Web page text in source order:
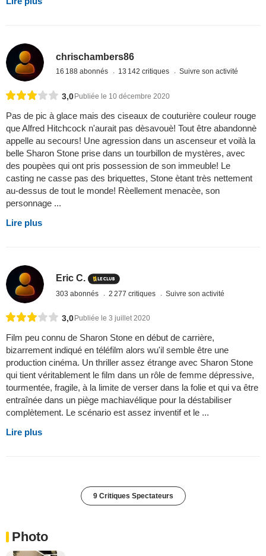
chrischambers86
16 188 abonnés 13 142 critiques Suivre son activité
3,0Publiée le 10 décembre 2020
Pas de pic à glace mais des ciseaux de couturière couleur rouge
que Alfred Hitchcock n'aurait pas dèsavouè! Tout être abandonnè
appelle au secours! Une agression dans un ascenseur et voilà la
belle Sharon Stone prise dans un tourbillon de mystères, avec
des poupèes qui ont pris possession de son immeuble! Le
casting ne casse pas des briquettes, Stone ètant très nettement
au-dessus de tout le monde! Rèellement menacèe, son
personnage ...
Lire plus
Eric C.
303 abonnés 2 277 critiques Suivre son activité
3,0 Publiée le 3 juillet 2020
Film peu connu de Sharon Stone en début de carrière,
bizarrement indiqué en téléfilm alors wu'il semble être une
production cinéma. Un thriller assez étrange avec Sharon Stone
qui tient véritablement le film dans un rôle de femme dépressive,
tourmentée, fragile, à la limite de verser dans la folie et qui va être
entraînée dans un piège machiavélique pour la déstabiliser
complètement. Le scénario est assez inventif et le ...
Lire plus
9 Critiques Spectateurs
Photo